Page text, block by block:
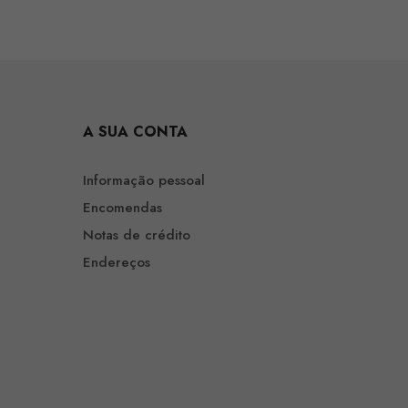
A SUA CONTA
Informação pessoal
Encomendas
Notas de crédito
Endereços